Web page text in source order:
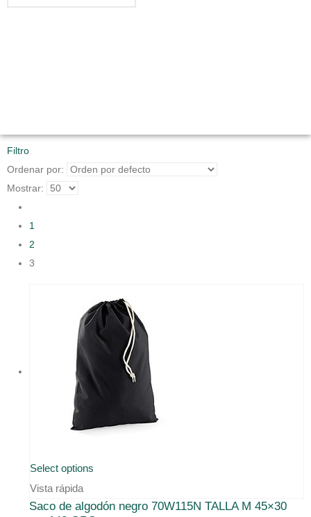
Filtro
Ordenar por:
Mostrar:
1
2
3
Select options
Vista rápida
Saco de algodón negro 70W115N TALLA M 45×30